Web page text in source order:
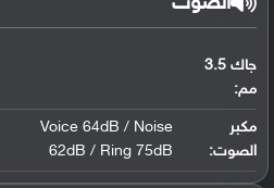
جاك 3.5
مم:
مكبر
الصوت:
Voice 64dB / Noise
62dB / Ring 75dB